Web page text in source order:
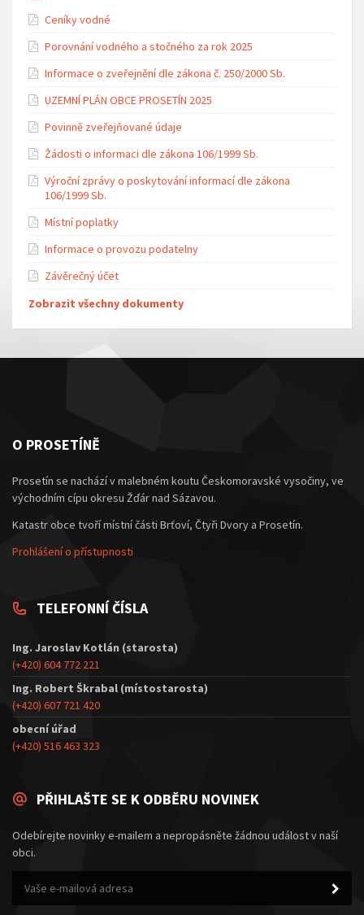
Ceníky vodné
Porovnání vodného a stočného za rok 2025
Informace o zveřejnění dle zákona č. 250/2000 Sb.
UZEMNÍ PLÁN OBCE PROSETÍN 2025
Povinně zveřejňované údaje
Žádosti o informaci dle zákona 106/1999 Sb.
Výroční zprávy o poskytování informací dle zákona
106/1999 Sb.
Místní poplatky
Informace o provozu podatelny
Závěrečný účet
Zobrazit všechny dokumenty
O PROSETÍNĚ
Prosetín se nachází v malebném koutu Českomoravské vysočiny, ve
východním cípu okresu Žďár nad Sázavou.
Katastr obce tvoří místní části Brťoví, Čtyři Dvory a Prosetín.
Prohlášení o přístupnosti
TELEFONNÍ ČÍSLA
Ing. Jaroslav Kotlán (starosta)
(+420) 604 772 221
Ing. Robert Škrabal (místostarosta)
(+420) 607 721 420
obecní úřad
(+420) 516 463 323
PŘIHLAŠTE SE K ODBĚRU NOVINEK
Odebírejte novinky e-mailem a nepropásněte žádnou událost v naší
obci.